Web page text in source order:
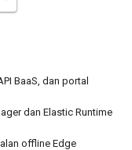
BaaS, dan portal
dan Elastic Runtime
offline Edge